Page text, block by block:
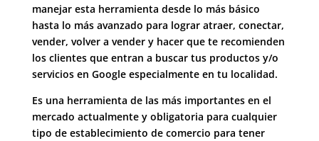
manejar esta herramienta desde lo más básico
hasta lo más avanzado para lograr atraer, conectar,
vender, volver a vender y hacer que te recomienden
los clientes que entran a buscar tus productos y/o
servicios en Google especialmente en tu localidad.
Es una herramienta de las más importantes en el
mercado actualmente y obligatoria para cualquier
tipo de establecimiento de comercio para tener